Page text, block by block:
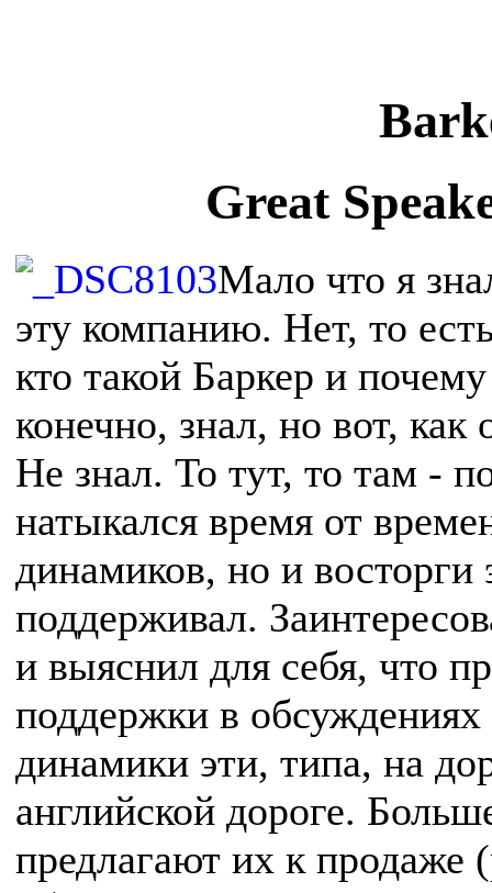
Great
Мало что я
эту компанию. Нет, то
кто такой Баркер и
конечно, знал, но вот,
Не знал. То тут, то там -
натыкался время от
динамиков, но и восторги
поддерживал.
и выяснил для себя, что
поддержки в обсуждениях
динамики эти, типа, на
английской дороге.
предлагают их к продаже